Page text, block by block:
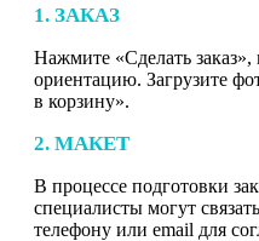
1. ЗАКАЗ
Нажмите «Сделать заказ»,
ориентацию. Загрузите
в корзину».
2. МАКЕТ
В процессе подготовки
специалисты могут
телефону или email для